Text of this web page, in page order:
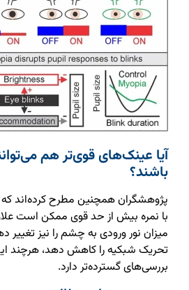
آیا عینک‌های قوی‌تر هم
باشند؟
پژوهشگران همچنین مطرح کرده‌اند که
با نمره بیش از حد قوی ممکن است
میزان نور ورودی به چشم را نیز
تحریک شبکیه را کاهش دهد، هرچند
بررسی‌های گسترده‌تر دارد.